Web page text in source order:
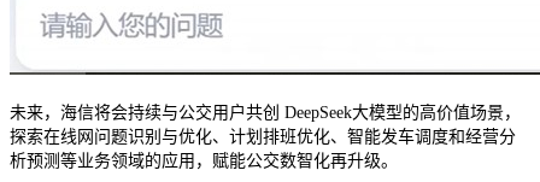
未来，海信将会持续与公交用户共创 DeepSeek大模型的高价值场景，
探索在线网问题识别与优化、计划排班优化、智能发车调度和经营分
析预测等业务领域的应用，赋能公交数智化再升级。